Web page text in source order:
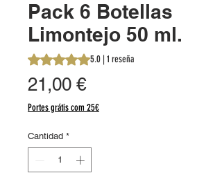
Pack 6 Botellas
Limontejo 50 ml.
Según 1 reseña, la calificación es de
5.0 | 1 reseña
21,00 €Precio
Portes grátis com 25€
Cantidad *